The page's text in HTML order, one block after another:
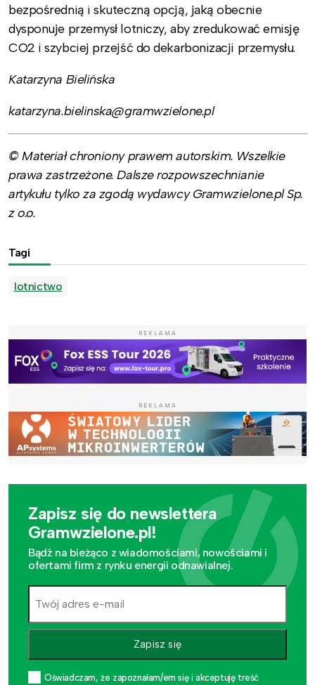
bezpośrednią i skuteczną opcją, jaką obecnie
dysponuje przemysł lotniczy, aby zredukować emisję
CO2 i szybciej przejść do dekarbonizacji przemysłu.
Katarzyna Bielińska
katarzyna.bielinska@gramwzielone.pl
© Materiał chroniony prawem autorskim. Wszelkie
prawa zastrzeżone. Dalsze rozpowszechnianie
artykułu tylko za zgodą wydawcy Gramwzielone.pl Sp.
z o.o.
Tagi
lotnictwo
REKLAMA
REKLAMA
Zapisz się do newslettera
Gramwzielone.pl!
Bądź na bieżąco z wiadomościami, nowościami i
ofertami firm z rynku energii odnawialnej.
Zapisz się
Oświadczam, że zapoznałam/em się i akceptuję treść